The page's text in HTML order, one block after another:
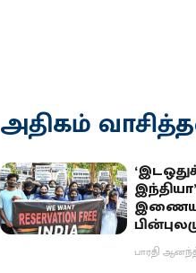
அதிகம்
இந்தியா’ - வலுக்கும்
பாரதி